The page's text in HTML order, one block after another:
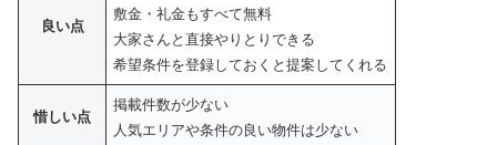
良い点
敷金・礼金もすべて無料
大家さんと直接やりとりできる
希望条件を登録しておくと提案してくれる
惜しい点
掲載件数が少ない
人気エリアや条件の良い物件は少ない